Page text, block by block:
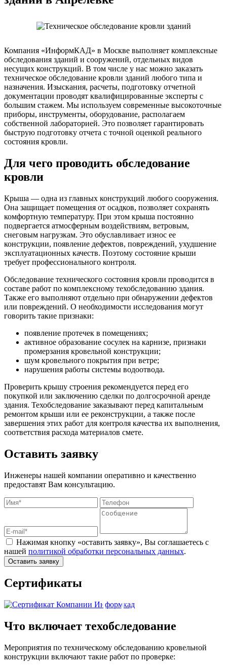
Компания «ИнформКАД» в Москве выполняет комплексные
обследования зданий и сооружений, отдельных видов
несущих конструкций. В том числе у нас можно заказать
техническое обследование кровли зданий любого типа и
назначения. Изыскания, расчеты, подготовку отчетной
документации проводят квалифицированные эксперты с
большим стажем. Мы используем современные высокоточные
приборы, инструменты, оборудование, располагаем
собственной лабораторией. Это позволяет гарантировать
быструю подготовку отчета с точной оценкой реального
состояния кровли.
Для чего проводить обследование
кровли
Крыша — одна из главных конструкций любого сооружения.
Она защищает помещения от осадков, позволяет сохранять
комфортную температуру. При этом крыша постоянно
подвергается атмосферным воздействиям, ветровым,
снеговым нагрузкам. Это обуславливает износ ее
конструкции, появление дефектов, повреждений, ухудшение
эксплуатационных качеств. Поэтому состояние крыши
требует профессионального контроля.
Обследование технического состояния кровли проводится в
составе работ по комплексному техобследованию здания.
Также его выполняют отдельно при обнаружении дефектов
или повреждений. О необходимости исследования могут
говорить такие признаки:
появление протечек в помещениях;
активное образование сосулек на карнизе, признаки
промерзания кровельной конструкции;
шум кровельного покрытия при ветре;
нарушения работы системы водоотвода.
Проверить крышу строения рекомендуется перед его
покупкой или заключению сделки по долгосрочной аренде
здания. Техобследование заказывают перед капитальным
ремонтом крыши или ее реконструкции, а также после
завершения этих работ для контроля качества их выполнения,
соответствия расхода материалов смете.
Оставить заявку
Инженеры нашей компании оперативно и качественно
предоставят Вам консультацию.
Нажимая кнопку «оставить заявку», Вы соглашаетесь с
нашей политикой обработки персональных данных.
Оставить заявку
Сертификаты
Что включает техобследование
Мероприятия по техническому обследованию кровельной
конструкции включают такие работ по проверке: